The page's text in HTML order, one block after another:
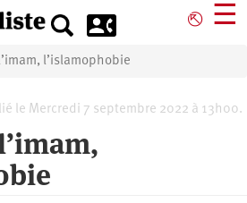
⎋ ☰
l’islamophobie
le Mercredi 7 septembre 2022 à 13h00.